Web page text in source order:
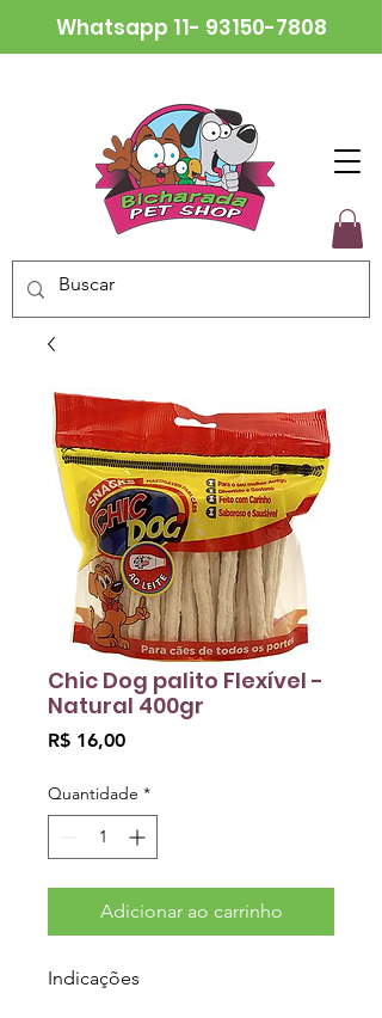
Whatsapp 11- 93150-7808
Chic Dog palito Flexível -
Natural 400gr
R$ 16,00Preço
Quantidade *
Adicionar ao carrinho
Indicações